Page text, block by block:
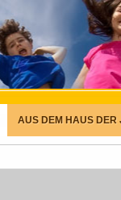
AUS DEM HAUS DER